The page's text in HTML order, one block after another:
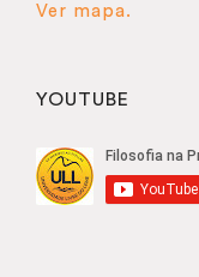
Ver mapa.
YOUTUBE